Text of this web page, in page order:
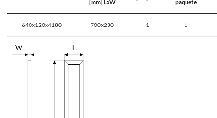
[mm] LxW
paquete
640x120x4180 700x230 1 1